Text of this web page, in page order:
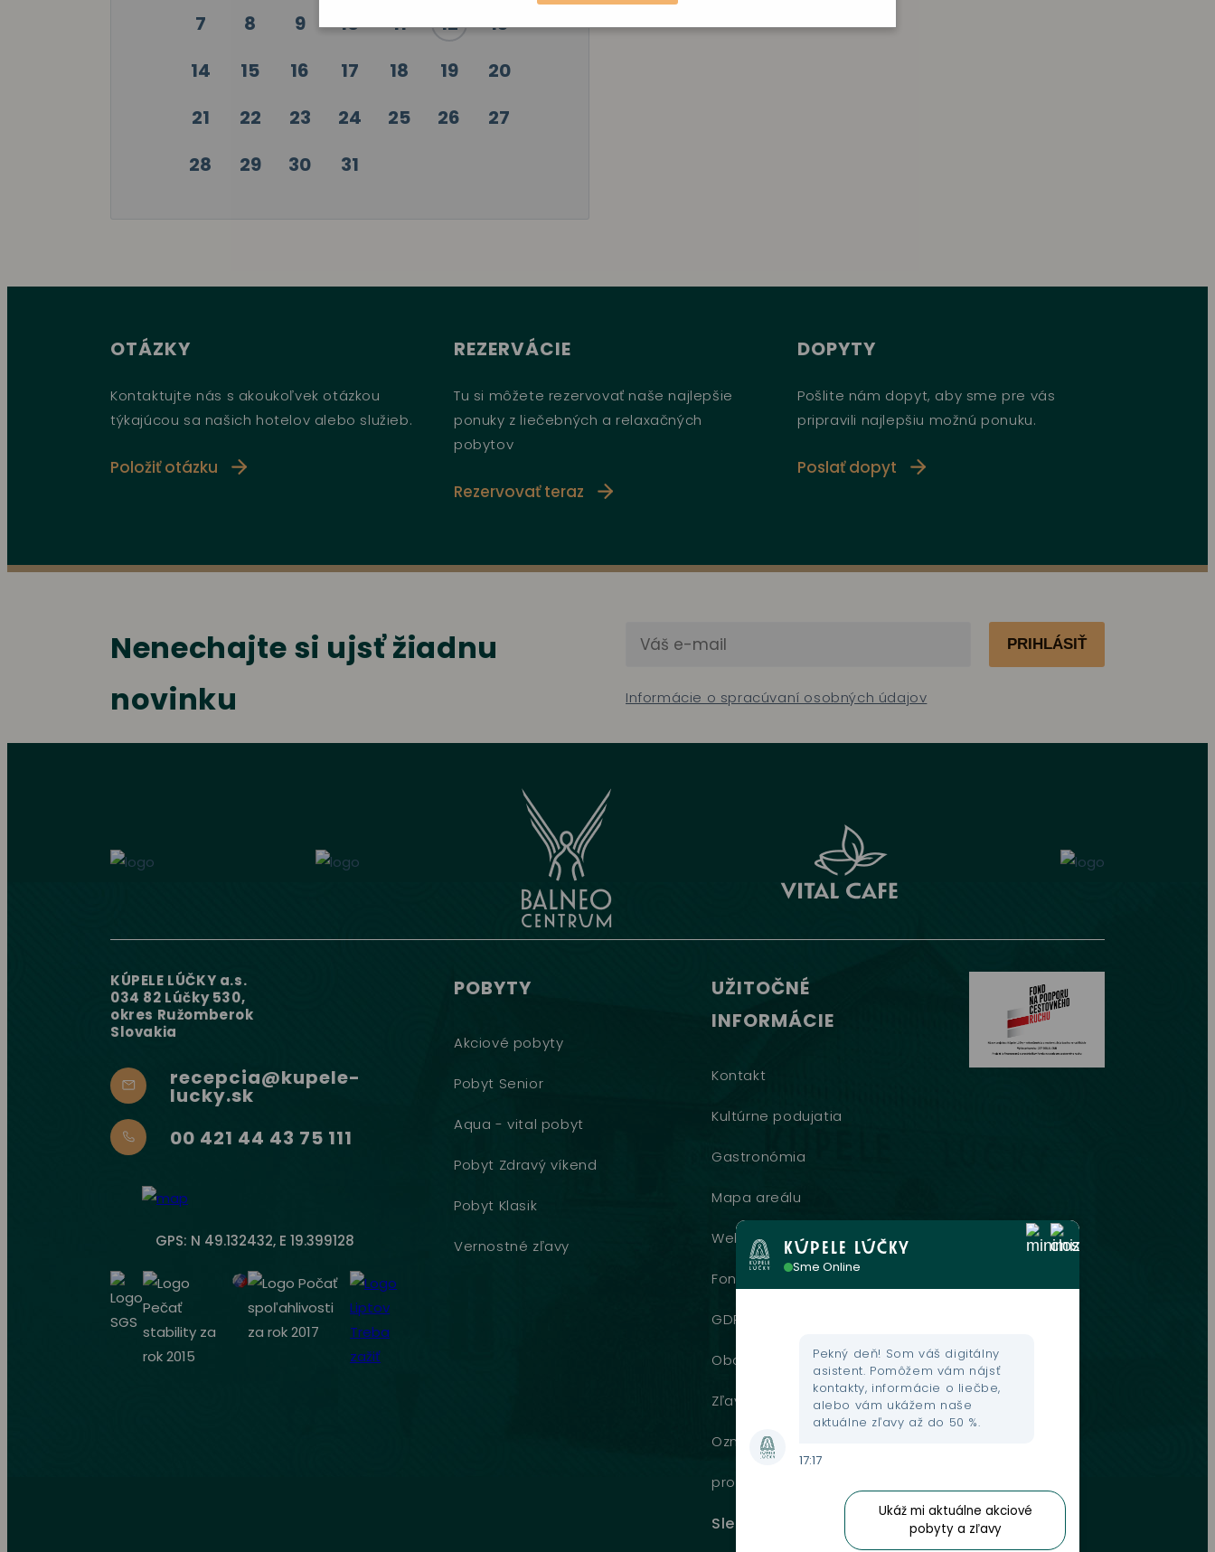
7
8 9 10 11 12
13
14
15 16 17 18 19
20
21
22 23 24 25 26
27
28
29 30 31
OTÁZKY
Kontaktujte nás s akoukoľvek otázkou
týkajúcou sa našich hotelov alebo služieb.
Položiť otázku
REZERVÁCIE
Tu si môžete rezervovať naše najlepšie
ponuky z liečebných a relaxačných
pobytov
Rezervovať teraz
DOPYTY
Pošlite nám dopyt, aby sme pre vás
pripravili najlepšiu možnú ponuku.
Poslať dopyt
Nenechajte si ujsť žiadnu
novinku
PRIHLÁSIŤ
Informácie o spracúvaní osobných údajov
KÚPELE LÚČKY a.s.
034 82 Lúčky 530,
okres Ružomberok
Slovakia
recepcia@kupele-
lucky.sk
00 421 44 43 75 111
GPS: N 49.132432, E 19.399128
POBYTY
Akciové pobyty
Pobyt Senior
Aqua - vital pobyt
Pobyt Zdravý víkend
Pobyt Klasik
Vernostné zľavy
UŽITOČNÉ
INFORMÁCIE
Kontakt
Kultúrne podujatia
Gastronómia
Mapa areálu
Webkamera
Fondy EU
GDPR
Obchodné podmienky
Zľavové karty
Oznamovanie
protispoločenskej činnosti
Sledujte nás aj na sieťach
KÚPELE LÚČKY
Sme Online
Pekný deň! Som váš digitálny
asistent. Pomôžem vám nájsť
kontakty, informácie o liečbe,
alebo vám ukážem naše
aktuálne zľavy až do 50 %.
17:17
Ukáž mi aktuálne akciové
pobyty a zľavy